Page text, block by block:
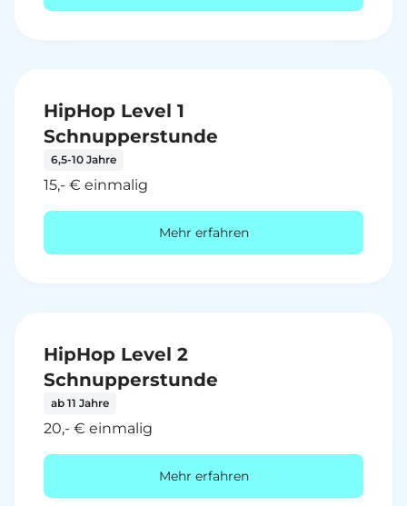
HipHop Level 1
Schnupperstunde
6,5-10 Jahre
15,- € einmalig
Mehr erfahren
HipHop Level 2
Schnupperstunde
ab 11 Jahre
20,- € einmalig
Mehr erfahren